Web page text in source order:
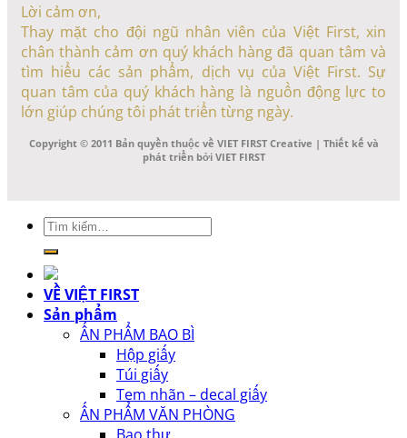
Lời cảm ơn,
Thay mặt cho đội ngũ nhân viên của Việt First, xin
chân thành cảm ơn quý khách hàng đã quan tâm và
tìm hiểu các sản phẩm, dịch vụ của Việt First. Sự
quan tâm của quý khách hàng là nguồn động lực to
lớn giúp chúng tôi phát triển từng ngày.
Copyright © 2011 Bản quyền thuộc về VIET FIRST Creative | Thiết kế và
phát triển bởi VIET FIRST
Tìm
kiếm:
VỀ VIỆT FIRST
Sản phẩm
ẤN PHẨM BAO BÌ
Hộp giấy
Túi giấy
Tem nhãn – decal giấy
ẤN PHẨM VĂN PHÒNG